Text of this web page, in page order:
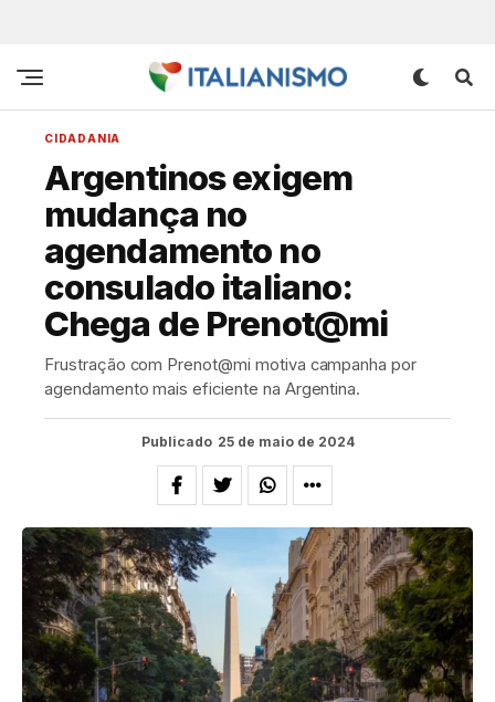
CIDADANIA
Argentinos exigem
mudança no
agendamento no
consulado italiano:
Chega de Prenot@mi
Frustração com Prenot@mi motiva campanha por
agendamento mais eficiente na Argentina.
Publicado 25 de maio de 2024